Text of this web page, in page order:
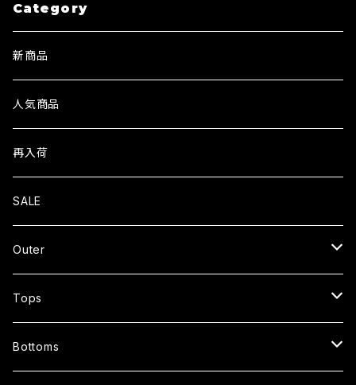
Category
新商品
人気商品
再入荷
SALE
Outer
JACKET
CARDIGAN
Tops
T-SHIRTS
Bottoms